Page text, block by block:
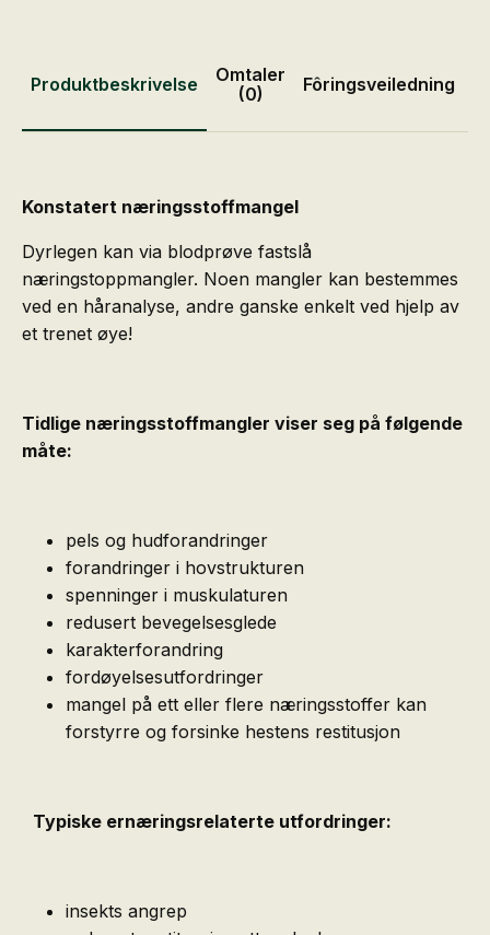
Produktbeskrivelse
Omtaler
(0)
Fôringsveiledning
Konstatert næringsstoffmangel
Dyrlegen kan via blodprøve fastslå
næringstoppmangler. Noen mangler kan bestemmes
ved en håranalyse, andre ganske enkelt ved hjelp av
et trenet øye!
Tidlige næringsstoffmangler viser seg på følgende
måte:
pels og hudforandringer
forandringer i hovstrukturen
spenninger i muskulaturen
redusert bevegelsesglede
karakterforandring
fordøyelsesutfordringer
mangel på ett eller flere næringsstoffer kan
forstyrre og forsinke hestens restitusjon
Typiske ernæringsrelaterte utfordringer:
insekts angrep